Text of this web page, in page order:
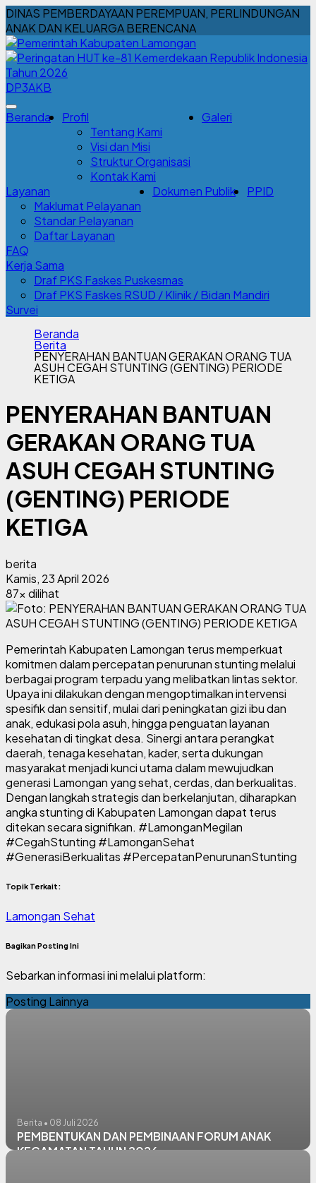
DINAS PEMBERDAYAAN PEREMPUAN, PERLINDUNGAN
ANAK DAN KELUARGA BERENCANA
DP3AKB
Beranda
Profil
Tentang Kami
Visi dan Misi
Struktur Organisasi
Kontak Kami
Galeri
Layanan
Maklumat Pelayanan
Standar Pelayanan
Daftar Layanan
Dokumen Publik PPID
FAQ
Kerja Sama
Draf PKS Faskes Puskesmas
Draf PKS Faskes RSUD / Klinik / Bidan Mandiri
Survei
Beranda
Berita
PENYERAHAN BANTUAN GERAKAN ORANG TUA
ASUH CEGAH STUNTING (GENTING) PERIODE
KETIGA
PENYERAHAN BANTUAN
GERAKAN ORANG TUA
ASUH CEGAH STUNTING
(GENTING) PERIODE
KETIGA
berita
Kamis, 23 April 2026
87x dilihat
Pemerintah Kabupaten Lamongan terus memperkuat
komitmen dalam percepatan penurunan stunting melalui
berbagai program terpadu yang melibatkan lintas sektor.
Upaya ini dilakukan dengan mengoptimalkan intervensi
spesifik dan sensitif, mulai dari peningkatan gizi ibu dan
anak, edukasi pola asuh, hingga penguatan layanan
kesehatan di tingkat desa. Sinergi antara perangkat
daerah, tenaga kesehatan, kader, serta dukungan
masyarakat menjadi kunci utama dalam mewujudkan
generasi Lamongan yang sehat, cerdas, dan berkualitas.
Dengan langkah strategis dan berkelanjutan, diharapkan
angka stunting di Kabupaten Lamongan dapat terus
ditekan secara signifikan. #LamonganMegilan
#CegahStunting #LamonganSehat
#GenerasiBerkualitas #PercepatanPenurunanStunting
Topik Terkait:
Lamongan Sehat
Bagikan Posting Ini
Sebarkan informasi ini melalui platform:
Posting Lainnya
Berita • 08 Juli 2026
PEMBENTUKAN DAN PEMBINAAN FORUM ANAK
KECAMATAN TAHUN 2026